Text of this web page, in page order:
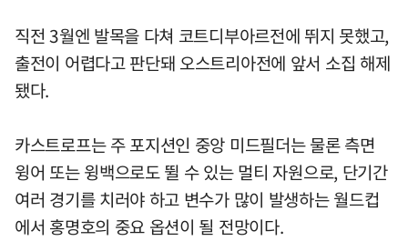
직전 3월엔 발목을 다쳐 코트디부아르전에 뛰지 못했고,
출전이 어렵다고 판단돼 오스트리아전에 앞서 소집 해제
됐다.
카스트로프는 주 포지션인 중앙 미드필더는 물론 측면
윙어 또는 윙백으로도 뛸 수 있는 멀티 자원으로, 단기간
여러 경기를 치러야 하고 변수가 많이 발생하는 월드컵
에서 홍명호의 중요 옵션이 될 전망이다.